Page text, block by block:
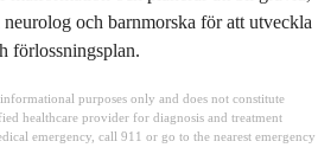
och barnmorska för att utveckla
förlossningsplan.
purposes only and does not constitute
healthcare provider for diagnosis and treatment
emergency, call 911 or go to the nearest emergency